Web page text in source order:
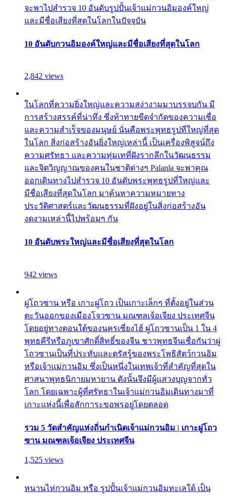
จะพาไปสำรวจ 10 อันดับรูปปั้นเจ้าแม่กวนอิมองค์ใหญ่
และมีชื่อเสียงที่สุดในโลกในปัจจุบัน
10 อันดับกวนอิมองค์ใหญ่และมีชื่อเสียงที่สุดในโลก
2,842 views
ในโลกที่ความยิ่งใหญ่และความสง่างามมาบรรจบกัน มี
การสร้างสรรค์ที่น่าทึ่ง ซึ่งท้าทายขีดจำกัดของความเชื่อ
และความสำเร็จของมนุษย์ นั่นคือพระพุทธรูปที่ใหญ่ที่สุด
ในโลก สิ่งก่อสร้างอันยิ่งใหญ่เหล่านี้ เป็นเครื่องพิสูจน์ถึง
ความศรัทธา และความทุ่มเทที่ฝังรากลึกในวัฒนธรรม
และจิตวิญญาณของคนในชาติต่างๆ Palanla จะพาคุณ
ออกเดินทางไปสำรวจ 10 อันดับพระพุทธรูปที่ใหญ่และ
มีชื่อเสียงที่สุดในโลก มาค้นหาความหมายทาง
ประวัติศาสตร์และวัฒนธรรมที่ฝังอยู่ในสิ่งก่อสร้างอัน
งดงามเหล่านี้ไปพร้อมๆ กัน
10 อันดับพระใหญ่และมีชื่อเสียงที่สุดในโลก
942 views
ผู่โถวซาน หรือ เกาะผู่โถว เป็นเกาะเล็กๆ ที่ตั้งอยู่ในส่วน
ตะวันออกของเมืองโจวซาน มณฑลเจ้อเจียง ประเทศจีน
โดยอยู่ทางตอนใต้ของนครเซี่ยงไฮ้ ผู่โถวซานเป็น 1 ใน 4
พุทธคีรีหรือภูเขาศักดิ์สิทธิ์ของจีน ชาวพุทธจีนเชื่อกันว่าผู่
โถวซานเป็นที่ประทับและตรัสรู้ของพระโพธิสัตว์กวนอิม
หรือเจ้าแม่กวนอิม ซึ่งเป็นหนึ่งในเทพเจ้าที่สำคัญที่สุดใน
ศาสนาพุทธนิกายมหายาน ดังนั้นจึงมีผู้แสวงบุญจากทั่ว
โลก โดยเฉพาะผู้ที่ศรัทธาในเจ้าแม่กวนอิมเดินทางมาที่
เกาะแห่งนี้เพื่อสักการะขอพรอยู่โดยตลอด
รวม 5 วัดสำคัญแห่งถิ่นกำเนิดเจ้าแม่กวนอิม | เกาะผู่โถว
ซาน มณฑลเจ้อเจียง ประเทศจีน
1,525 views
หนานไห่กวนอิม หรือ รูปปั้นเจ้าแม่กวนอิมทะเลใต้ เป็น